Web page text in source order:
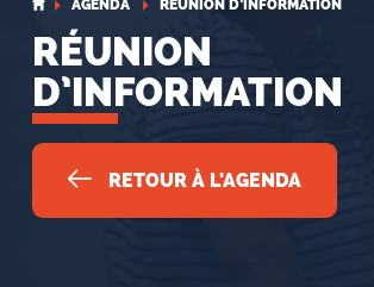
AGENDA RÉUNION D’INFORMATION
RÉUNION
D’INFORMATION
RETOUR À L'AGENDA